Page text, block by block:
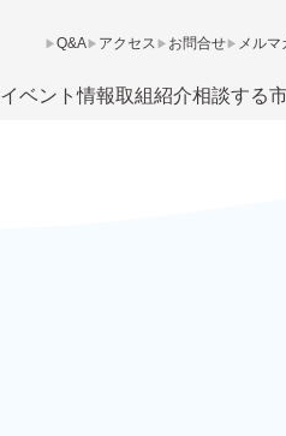
イベント情報取組紹介相談する
Q&A アクセス お問合せ メル